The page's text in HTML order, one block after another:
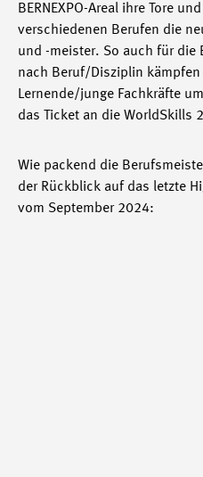
BERNEXPO-Areal ihre Tore
verschiedenen Berufen die
und -meister. So auch für die
nach Beruf/Disziplin
Lernende/junge Fachkräfte
das Ticket an die WorldSkills
Wie packend die
der Rückblick auf das letzte
vom September 2024: